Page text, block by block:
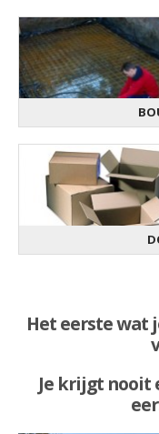
Het eerste wat
Je krijgt nooit